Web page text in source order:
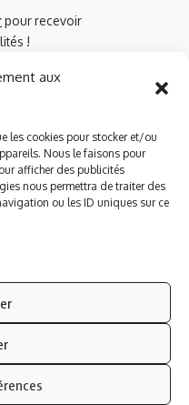
aux
les cookies pour stocker et/ou
Nous le faisons pour
afficher des publicités
nous permettra de traiter des
ou les ID uniques sur ce
pour recevoir
!
nous